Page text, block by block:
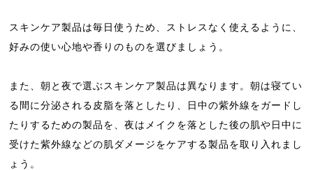
スキンケア製品は毎日使うため、ストレスなく使えるように、
好みの使い心地や香りのものを選びましょう。
また、朝と夜で選ぶスキンケア製品は異なります。朝は寝てい
る間に分泌される皮脂を落としたり、日中の紫外線をガードし
たりするための製品を、夜はメイクを落とした後の肌や日中に
受けた紫外線などの肌ダメージをケアする製品を取り入れまし
ょう。